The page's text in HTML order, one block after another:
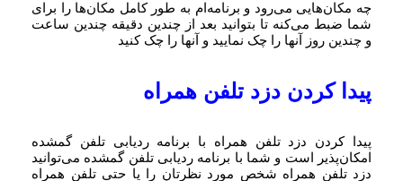
چه مکان‌هایی می‌رود و برنامه‌ام به طور کامل مکان‌ها را برای
شما ضبط می‌کنه تا بتوانید بعد از چندین دقیقه چندین ساعت
و چندین روز آنها را چک نمایید و آنها را چک کنید
پیدا کردن دزد تلفن همراه
پیدا کردن دزد تلفن همراه با برنامه ردیابی تلفن گمشده
امکان‌پذیر است و شما با برنامه ردیابی تلفن گمشده می‌توانید
دزد تلفن همراه شخص مورد نظرتان را یا حتی تلفن همراه